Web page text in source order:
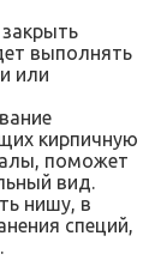
выполнять
или
кирпичную
поможет
вид.
нишу, в
специй,